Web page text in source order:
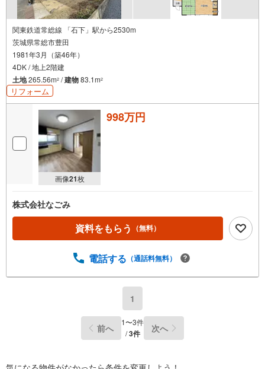
関東鉄道常総線 「石下」駅から2530m
茨城県常総市豊田
1981年3月（築46年）
4DK / 地上2階建
土地265.56m2 /建物83.1m2
リフォーム
画像21枚
998万円
株式会社なごみ
資料をもらう （無料）
電話する （通話料無料）
1
前へ 1〜3件
/3件 次へ